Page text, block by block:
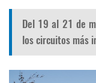
Del 19 al 21 de
los circuitos más